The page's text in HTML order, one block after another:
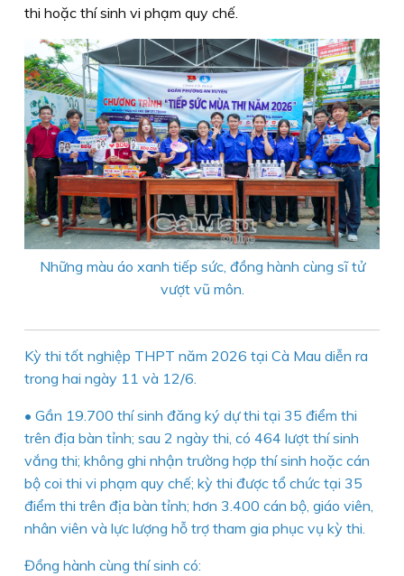
thi hoặc thí sinh vi phạm quy chế.
Những màu áo xanh tiếp sức, đồng hành cùng sĩ tử
vượt vũ môn.
Kỳ thi tốt nghiệp THPT năm 2026 tại Cà Mau diễn ra
trong hai ngày 11 và 12/6.
• Gần 19.700 thí sinh đăng ký dự thi tại 35 điểm thi
trên địa bàn tỉnh; sau 2 ngày thi, có 464 lượt thí sinh
vắng thi; không ghi nhận trường hợp thí sinh hoặc cán
bộ coi thi vi phạm quy chế; kỳ thi được tổ chức tại 35
điểm thi trên địa bàn tỉnh; hơn 3.400 cán bộ, giáo viên,
nhân viên và lực lượng hỗ trợ tham gia phục vụ kỳ thi.
Đồng hành cùng thí sinh có: